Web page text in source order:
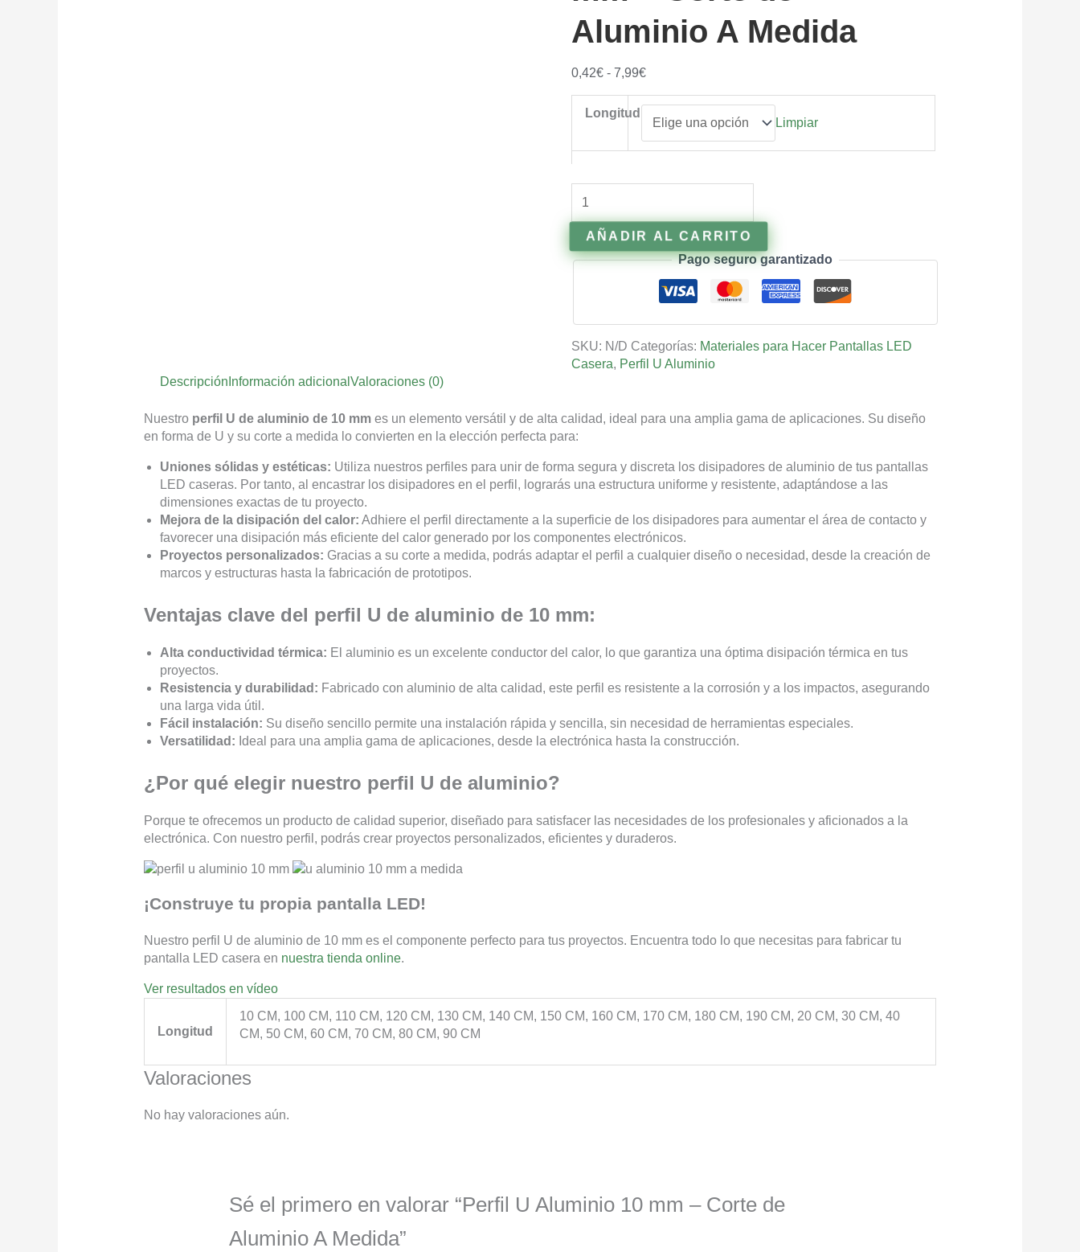
Aluminio A Medida
0,42€ - 7,99€
Longitud
Limpiar
AÑADIR AL CARRITO
Pago seguro garantizado
SKU: N/D Categorías: Materiales para Hacer Pantallas LED
Casera, Perfil U Aluminio
Descripción Información adicional Valoraciones (0)
Nuestro perfil U de aluminio de 10 mmes un elemento versátil y de alta calidad, ideal para una amplia gama de aplicaciones. Su diseño
en forma de U y su corte a medida lo convierten en la elección perfecta para:
Uniones sólidas y estéticas: Utiliza nuestros perfiles para unir de forma segura y discreta los disipadores de aluminio de tus pantallas
LED caseras. Por tanto, al encastrar los disipadores en el perfil, lograrás una estructura uniforme y resistente, adaptándose a las
dimensiones exactas de tu proyecto.
Mejora de la disipación del calor: Adhiere el perfil directamente a la superficie de los disipadores para aumentar el área de contacto y
favorecer una disipación más eficiente del calor generado por los componentes electrónicos.
Proyectos personalizados: Gracias a su corte a medida, podrás adaptar el perfil a cualquier diseño o necesidad, desde la creación de
marcos y estructuras hasta la fabricación de prototipos.
Ventajas clave del perfil U de aluminio de 10 mm:
Alta conductividad térmica: El aluminio es un excelente conductor del calor, lo que garantiza una óptima disipación térmica en tus
proyectos.
Resistencia y durabilidad: Fabricado con aluminio de alta calidad, este perfil es resistente a la corrosión y a los impactos, asegurando
una larga vida útil.
Fácil instalación: Su diseño sencillo permite una instalación rápida y sencilla, sin necesidad de herramientas especiales.
Versatilidad: Ideal para una amplia gama de aplicaciones, desde la electrónica hasta la construcción.
¿Por qué elegir nuestro perfil U de aluminio?
Porque te ofrecemos un producto de calidad superior, diseñado para satisfacer las necesidades de los profesionales y aficionados a la
electrónica. Con nuestro perfil, podrás crear proyectos personalizados, eficientes y duraderos.
¡Construye tu propia pantalla LED!
Nuestro perfil U de aluminio de 10 mm es el componente perfecto para tus proyectos. Encuentra todo lo que necesitas para fabricar tu
pantalla LED casera en nuestra tienda online.
Ver resultados en vídeo
Longitud
10 CM, 100 CM, 110 CM, 120 CM, 130 CM, 140 CM, 150 CM, 160 CM, 170 CM, 180 CM, 190 CM, 20 CM, 30 CM, 40
CM, 50 CM, 60 CM, 70 CM, 80 CM, 90 CM
Valoraciones
No hay valoraciones aún.
Sé el primero en valorar “Perfil U Aluminio 10 mm – Corte de
Aluminio A Medida”